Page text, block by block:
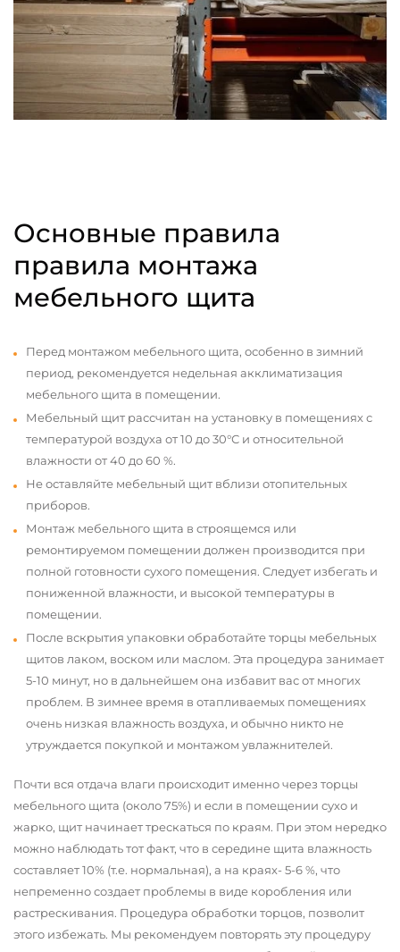
Основные правила
правила монтажа
мебельного щита
Перед монтажом мебельного щита, особенно в зимний
период, рекомендуется недельная акклиматизация
мебельного щита в помещении.
Мебельный щит рассчитан на установку в помещениях с
температурой воздуха от 10 до 30°С и относительной
влажности от 40 до 60 %.
Не оставляйте мебельный щит вблизи отопительных
приборов.
Монтаж мебельного щита в строящемся или
ремонтируемом помещении должен производится при
полной готовности сухого помещения. Следует избегать и
пониженной влажности, и высокой температуры в
помещении.
После вскрытия упаковки обработайте торцы мебельных
щитов лаком, воском или маслом. Эта процедура занимает
5-10 минут, но в дальнейшем она избавит вас от многих
проблем. В зимнее время в отапливаемых помещениях
очень низкая влажность воздуха, и обычно никто не
утруждается покупкой и монтажом увлажнителей.
Почти вся отдача влаги происходит именно через торцы
мебельного щита (около 75%) и если в помещении сухо и
жарко, щит начинает трескаться по краям. При этом нередко
можно наблюдать тот факт, что в середине щита влажность
составляет 10% (т.е. нормальная), а на краях- 5-6 %, что
непременно создает проблемы в виде коробления или
растрескивания. Процедура обработки торцов, позволит
этого избежать. Мы рекомендуем повторять эту процедуру